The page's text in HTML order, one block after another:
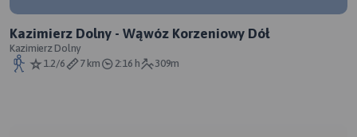
Kazimierz Dolny - Wąwóz Korzeniowy Dół
Kazimierz Dolny
1.2/6
7 km 2:16 h 309m